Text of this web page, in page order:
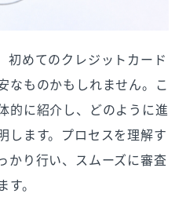
初めてのクレジットカード
なものかもしれません。こ
的に紹介し、どのように進
します。プロセスを理解す
かり行い、スムーズに審査
。